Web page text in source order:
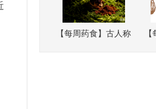
【每周药食】古人称